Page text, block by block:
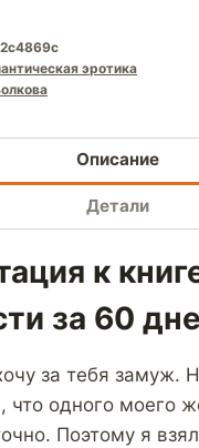
эротика
Описание
Детали
к
за 60
за тебя замуж.
что одного моего
Поэтому я